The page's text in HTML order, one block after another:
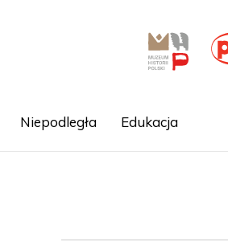
Niepodległa Edukacja